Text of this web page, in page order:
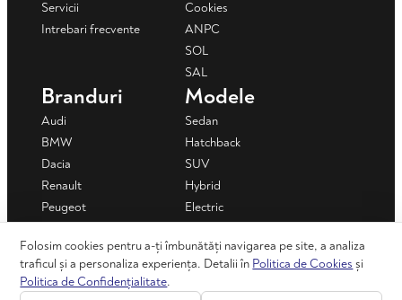
Servicii
Intrebari frecvente
Cookies
ANPC
SOL
SAL
Branduri
Audi
BMW
Dacia
Renault
Peugeot
Toyota
+ Vezi toate
Modele
Sedan
Hatchback
SUV
Hybrid
Electric
Truck
Folosim cookies pentru a-ți îmbunătăți navigarea pe site, a analiza
traficul și a personaliza experiența. Detalii în Politica de Cookies și
Politica de Confidențialitate.